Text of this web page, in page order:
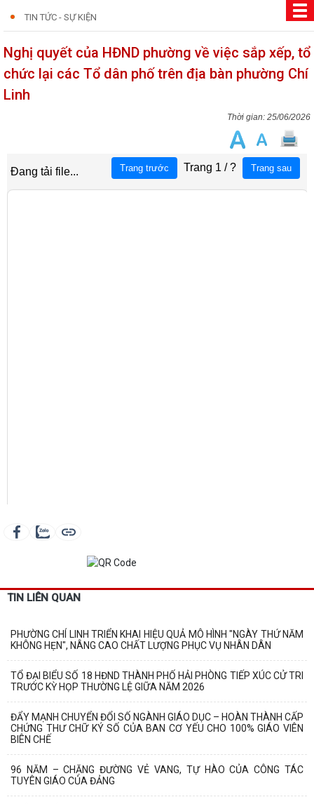
TIN TỨC - SỰ KIỆN
Nghị quyết của HĐND phường về việc sắp xếp, tổ
chức lại các Tổ dân phố trên địa bàn phường Chí
Linh
25/06/2026
TIN LIÊN QUAN
PHƯỜNG CHÍ LINH TRIỂN KHAI HIỆU QUẢ MÔ HÌNH "NGÀY THỨ NĂM
KHÔNG HẸN", NÂNG CAO CHẤT LƯỢNG PHỤC VỤ NHÂN DÂN
TỔ ĐẠI BIỂU SỐ 18 HĐND THÀNH PHỐ HẢI PHÒNG TIẾP XÚC CỬ TRI
TRƯỚC KỲ HỌP THƯỜNG LỆ GIỮA NĂM 2026
ĐẨY MẠNH CHUYỂN ĐỔI SỐ NGÀNH GIÁO DỤC – HOÀN THÀNH CẤP
CHỨNG THƯ CHỮ KÝ SỐ CỦA BAN CƠ YẾU CHO 100% GIÁO VIÊN
BIÊN CHẾ
96 NĂM – CHẶNG ĐƯỜNG VẺ VANG, TỰ HÀO CỦA CÔNG TÁC
TUYÊN GIÁO CỦA ĐẢNG